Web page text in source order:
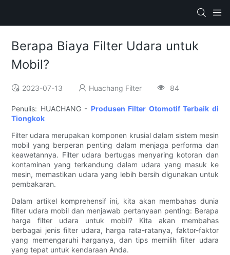
Berapa Biaya Filter Udara untuk
Mobil?
2023-07-13 Huachang Filter 84
Penulis: HUACHANG - Produsen Filter Otomotif Terbaik di
Tiongkok
Filter udara merupakan komponen krusial dalam sistem mesin
mobil yang berperan penting dalam menjaga performa dan
keawetannya. Filter udara bertugas menyaring kotoran dan
kontaminan yang terkandung dalam udara yang masuk ke
mesin, memastikan udara yang lebih bersih digunakan untuk
pembakaran.
Dalam artikel komprehensif ini, kita akan membahas dunia
filter udara mobil dan menjawab pertanyaan penting: Berapa
harga filter udara untuk mobil? Kita akan membahas
berbagai jenis filter udara, harga rata-ratanya, faktor-faktor
yang memengaruhi harganya, dan tips memilih filter udara
yang tepat untuk kendaraan Anda.